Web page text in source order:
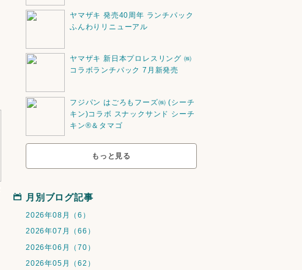
ヤマザキ 発売40周年 ランチパック
ふんわりリニューアル
ヤマザキ 新日本プロレスリング ㈱
コラボランチパック 7月新発売
フジパン はごろもフーズ㈱ (シーチ
キン)コラボ スナックサンド シーチ
キン®️＆タマゴ
もっと見る
月別ブログ記事
2026年08月（6）
2026年07月（66）
2026年06月（70）
2026年05月（62）